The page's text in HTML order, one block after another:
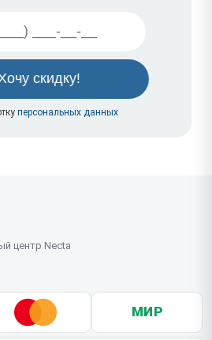
персональных данных
центр Necta
МИР